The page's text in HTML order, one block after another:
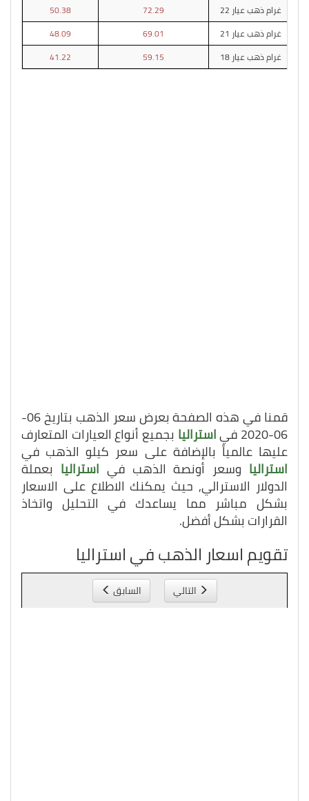
غرام ذهب عيار 22
72.29
50.38
غرام ذهب عيار 21
69.01
48.09
غرام ذهب عيار 18
59.15
41.22
قمنا في هذه الصفحة بعرض سعر الذهب بتاريخ 06-
06-2020 في استراليا بجميع أنواع العيارات المتعارف
عليها عالمياً بالإضافة على سعر كيلو الذهب في
استراليا وسعر أونصة الذهب في استراليا بعملة
الدولار الاسترالي, حيث يمكنك الاطلاع على الاسعار
بشكل مباشر مما يساعدك في التحليل واتخاذ
القرارات بشكل أفضل.
تقويم اسعار الذهب في استراليا
التالي السابق